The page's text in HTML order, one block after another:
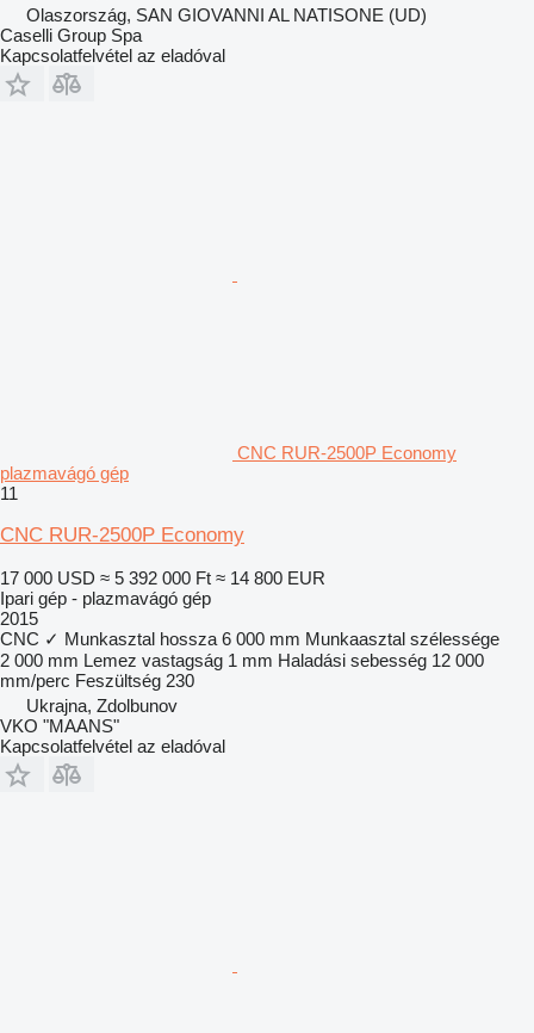
Olaszország, SAN GIOVANNI AL NATISONE (UD)
Caselli Group Spa
Kapcsolatfelvétel az eladóval
CNC RUR-2500P Economy
plazmavágó gép
11
CNC RUR-2500P Economy
17 000 USD ≈ 5 392 000 Ft ≈ 14 800 EUR
Ipari gép - plazmavágó gép
2015
CNC ✓ Munkasztal hossza 6 000 mm Munkaasztal szélessége
2 000 mm Lemez vastagság 1 mm Haladási sebesség 12 000
mm/perc Feszültség 230
Ukrajna, Zdolbunov
VKO "MAANS"
Kapcsolatfelvétel az eladóval